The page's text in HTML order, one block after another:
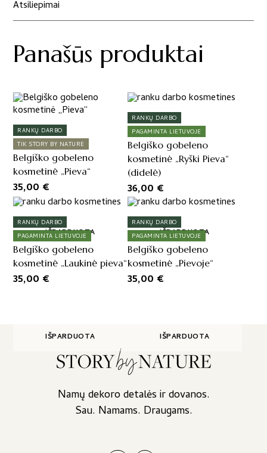
Atsiliepimai
Panašūs produktai
RANKŲ DARBO
TIK STORY BY NATURE
Belgiško gobeleno
kosmetinė „Pieva“
35,00 €
IŠPARDUOTA
RANKŲ DARBO
PAGAMINTA LIETUVOJE
Belgiško gobeleno
kosmetinė „Ryški Pieva“
(didelė)
36,00 €
IŠPARDUOTA
RANKŲ DARBO
PAGAMINTA LIETUVOJE
Belgiško gobeleno
kosmetinė „Laukinė pieva“
35,00 €
IŠPARDUOTA
RANKŲ DARBO
PAGAMINTA LIETUVOJE
Belgiško gobeleno
kosmetinė „Pievoje“
35,00 €
IŠPARDUOTA
Namų dekoro detalės ir dovanos.
Sau. Namams. Draugams.